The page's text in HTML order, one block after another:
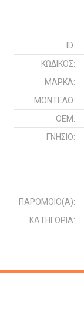
ID:
ΚΩΔΙΚΌΣ:
ΜΑΡΚΑ:
ΜΟΝΤΕΛΟ:
OEM:
ΓΝΉΣΙΟ:
ΠΑΡΌΜΟΙΟ(Α):
ΚΑΤΗΓΟΡΊΑ: